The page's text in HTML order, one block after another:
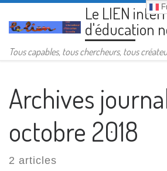
Passer au contenuLe LIEN
d'éducation
Tous capables, tous chercheurs, tous
Archives
octobre 2018
2 articles